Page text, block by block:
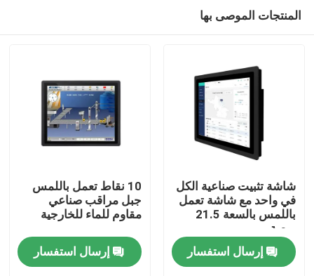
المنتجات
أشرطة فيديو
المنتجات الموصى بها
شاشة تثبيت صناعية الكل
في واحد مع شاشة تعمل
باللمس بالسعة 21.5
بوصة
إرسال استفسار
10 نقاط تعمل باللمس
جبل مراقب صناعي
مقاوم للماء للخارجية
إرسال استفسار